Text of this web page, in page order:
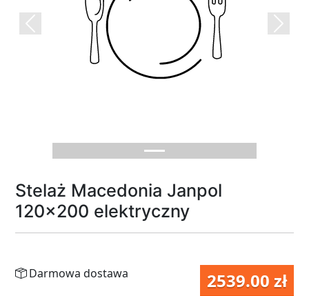
Previous Next
Stelaż Macedonia Janpol
120x200 elektryczny
2539.00 zł
Darmowa dostawa